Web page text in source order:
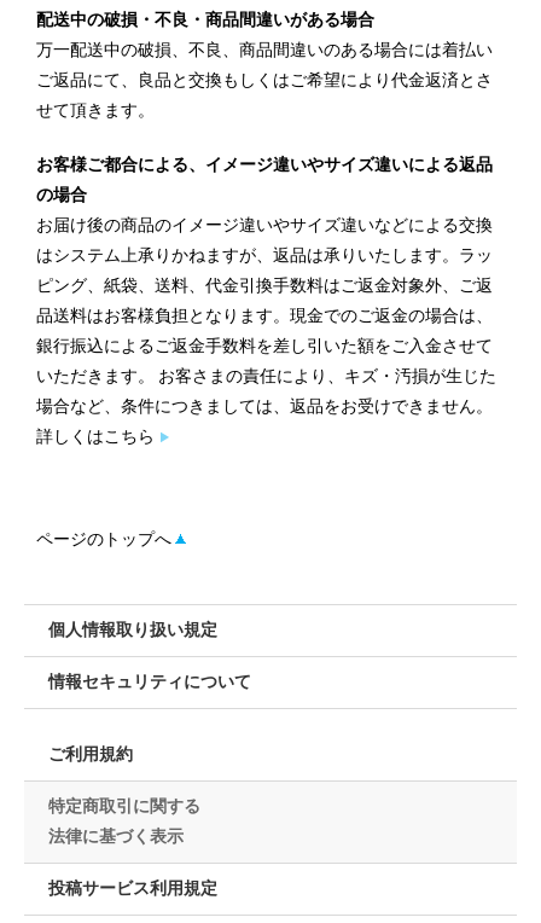
配送中の破損・不良・商品間違いがある場合
万一配送中の破損、不良、商品間違いのある場合には着払い
ご返品にて、良品と交換もしくはご希望により代金返済とさ
せて頂きます。
お客様ご都合による、イメージ違いやサイズ違いによる返品
の場合
お届け後の商品のイメージ違いやサイズ違いなどによる交換
はシステム上承りかねますが、返品は承りいたします。ラッ
ピング、紙袋、送料、代金引換手数料はご返金対象外、ご返
品送料はお客様負担となります。現金でのご返金の場合は、
銀行振込によるご返金手数料を差し引いた額をご入金させて
いただきます。 お客さまの責任により、キズ・汚損が生じた
場合など、条件につきましては、返品をお受けできません。
詳しくはこちら
ページのトップへ
個人情報取り扱い規定
情報セキュリティについて
ご利用規約
特定商取引に関する
法律に基づく表示
投稿サービス利用規定